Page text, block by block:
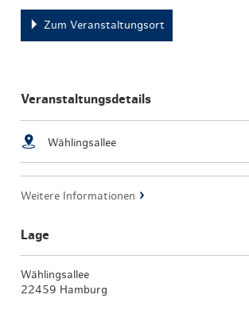
Zum Veranstaltungsort
Veranstaltungsdetails
Wählingsallee
Weitere Informationen
Lage
Wählingsallee
22459 Hamburg